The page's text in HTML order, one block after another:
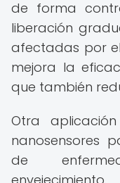
de forma
liberación
afectadas por el
mejora la
que también
Otra
nanosensores
de